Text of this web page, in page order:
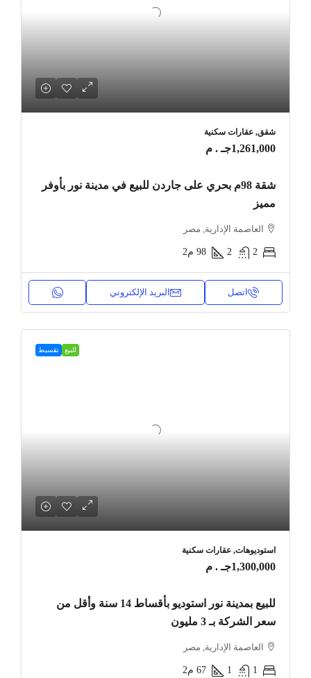
شقق, عقارات سكنية
1,261,000جـ . م
شقة 98م بحري على جاردن للبيع في مدينة نور بأوفر
مميز
العاصمة الإدارية, مصر
2
2
98 م2
اتصل البريد الإلكتروني
للبيع تقسيط
استوديوهات, عقارات سكنية
1,300,000جـ . م
للبيع بمدينة نور استوديو بأقساط 14 سنة وأقل من
سعر الشركة بـ 3 مليون
العاصمة الإدارية, مصر
1
1
67 م2